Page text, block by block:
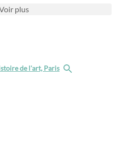
plus
de l'art, Paris